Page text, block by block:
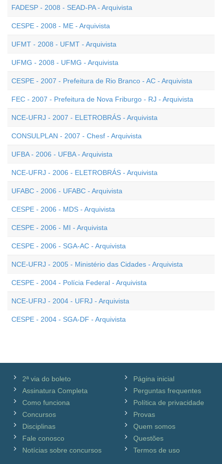
FADESP - 2008 - SEAD-PA - Arquivista
CESPE - 2008 - ME - Arquivista
UFMT - 2008 - UFMT - Arquivista
UFMG - 2008 - UFMG - Arquivista
CESPE - 2007 - Prefeitura de Rio Branco - AC - Arquivista
FEC - 2007 - Prefeitura de Nova Friburgo - RJ - Arquivista
NCE-UFRJ - 2007 - ELETROBRÁS - Arquivista
CONSULPLAN - 2007 - Chesf - Arquivista
UFBA - 2006 - UFBA - Arquivista
NCE-UFRJ - 2006 - ELETROBRÁS - Arquivista
UFABC - 2006 - UFABC - Arquivista
CESPE - 2006 - MDS - Arquivista
CESPE - 2006 - MI - Arquivista
CESPE - 2006 - SGA-AC - Arquivista
NCE-UFRJ - 2005 - Ministério das Cidades - Arquivista
CESPE - 2004 - Polícia Federal - Arquivista
NCE-UFRJ - 2004 - UFRJ - Arquivista
CESPE - 2004 - SGA-DF - Arquivista
2ª via do boleto
Assinatura Completa
Como funciona
Concursos
Disciplinas
Fale conosco
Notícias sobre concursos
Página inicial
Perguntas frequentes
Política de privacidade
Provas
Quem somos
Questões
Termos de uso